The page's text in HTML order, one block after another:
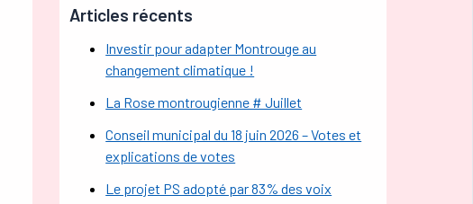
Articles récents
Investir pour adapter Montrouge au
changement climatique !
La Rose montrougienne # Juillet
Conseil municipal du 18 juin 2026 – Votes et
explications de votes
Le projet PS adopté par 83% des voix